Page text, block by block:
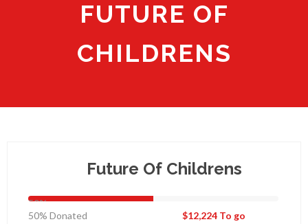
FUTURE OF
CHILDRENS
Future Of Childrens
50%
50% Donated $12,224 To go